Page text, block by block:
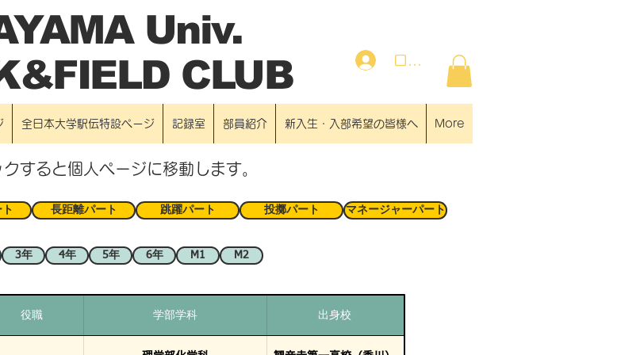
Univ.
CLUB
ログイン
全日本大学駅伝特設ページ 記録室 部員紹介 新入生・入部希望の皆様へ More
すると個人ページに移動します。
長距離パート 跳躍パート 投擲パート マネージャーパート
3年 4年 5年 6年 M1 M2
役職 学部学科 出身校